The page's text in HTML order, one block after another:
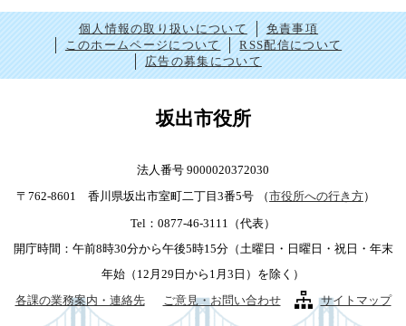
個人情報の取り扱いについて
免責事項
このホームページについて
RSS配信について
広告の募集について
坂出市役所
法人番号 9000020372030
〒762-8601 香川県坂出市室町二丁目3番5号
（市役所への行き方）
Tel：0877-46-3111（代表）
開庁時間：午前8時30分から午後5時15分（土曜日・日曜日・祝日・年末
年始（12月29日から1月3日）を除く）
各課の業務案内・連絡先
ご意見・お問い合わせ サイトマップ